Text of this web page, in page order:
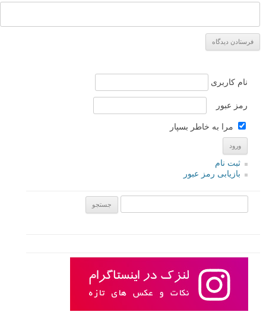
نام کاربری
رمز عبور
مرا به خاطر بسپار
ثبت نام
بازیابی رمز عبور